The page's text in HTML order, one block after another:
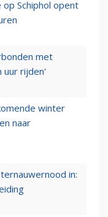
Schiphol opent
met
uur rijden'
winter
naar
in: